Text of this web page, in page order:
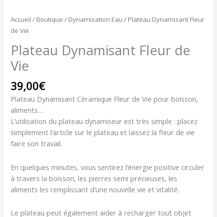
Accueil / Boutique / Dynamisation Eau / Plateau Dynamisant Fleur
de Vie
Plateau Dynamisant Fleur de
Vie
39,00€
Plateau Dynamisant Céramique Fleur de Vie pour boisson,
aliments…
L’utilisation du plateau dynamiseur est très simple : placez
simplement l’article sur le plateau et laissez la fleur de vie
faire son travail.
En quelques minutes, vous sentirez l’énergie positive circuler
à travers la boisson, les pierres semi précieuses, les
aliments les remplissant d’une nouvelle vie et vitalité.
Le plateau peut également aider à recharger tout objet